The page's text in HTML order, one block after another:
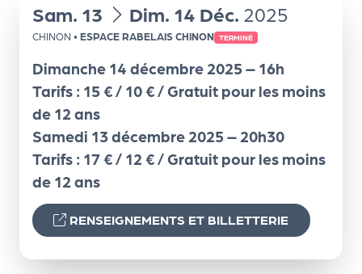
du
Sam. 13 au
Dim. 14 Déc. 2025
CHINON • ESPACE RABELAIS CHINON TERMINÉ
Dimanche 14 décembre 2025 – 16h
Tarifs : 15 € / 10 € / Gratuit pour les moins
de 12 ans
Samedi 13 décembre 2025 – 20h30
Tarifs : 17 € / 12 € / Gratuit pour les moins
de 12 ans
RENSEIGNEMENTS ET BILLETTERIE
O
G!
Le
Ma
g
Sui
vr
e
le
PR